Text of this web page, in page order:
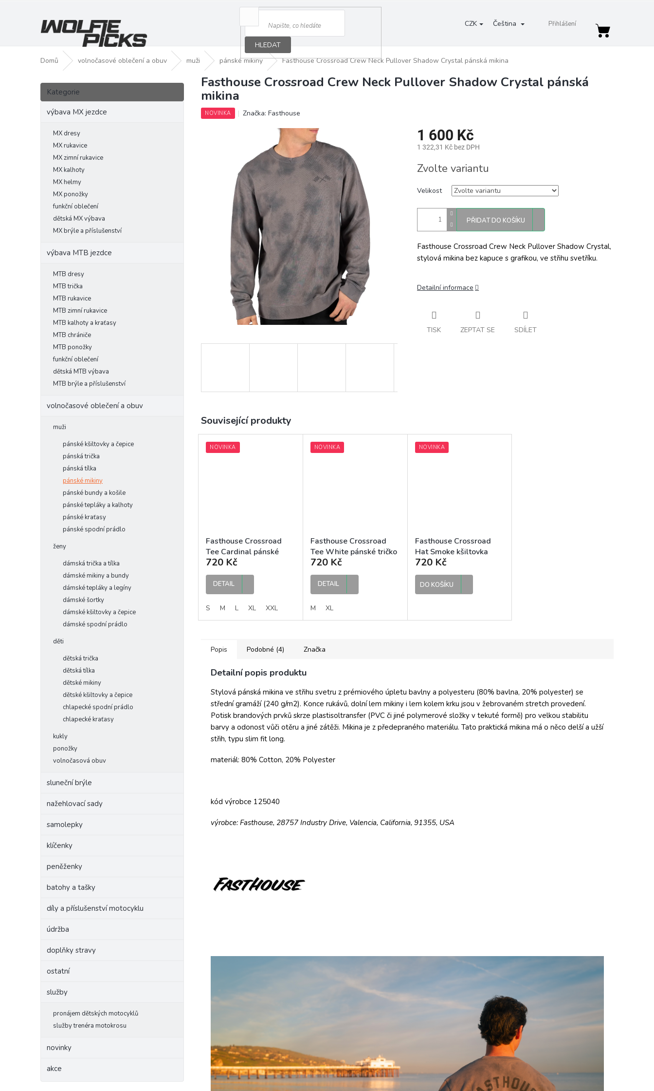
CZK Čeština Přihlášení
HLEDAT
Nákupní
Domů volnočasové oblečení a obuv muži pánské mikiny Fasthouse Crossroad Crew Neck Pullover Shadow Crystal pánská mikina
P
s
Přeskočit
kategorie
Kategorie
výbava MX jezdce
MX dresy
MX rukavice
MX zimní rukavice
MX kalhoty
MX helmy
MX ponožky
funkční oblečení
dětská MX výbava
MX brýle a příslušenství
výbava MTB jezdce
MTB dresy
MTB trička
MTB rukavice
MTB zimní rukavice
MTB kalhoty a kraťasy
MTB chrániče
MTB ponožky
funkční oblečení
dětská MTB výbava
MTB brýle a příslušenství
volnočasové oblečení a obuv
muži
pánské kšiltovky a čepice
pánská trička
pánská tílka
pánské mikiny
pánské bundy a košile
pánské tepláky a kalhoty
pánské kraťasy
pánské spodní prádlo
ženy
dámská trička a tílka
dámské mikiny a bundy
dámské tepláky a legíny
dámské šortky
dámské kšiltovky a čepice
dámské spodní prádlo
děti
dětská trička
dětská tílka
dětské mikiny
dětské kšiltovky a čepice
chlapecké spodní prádlo
chlapecké kraťasy
kukly
ponožky
volnočasová obuv
sluneční brýle
nažehlovací sady
samolepky
klíčenky
peněženky
batohy a tašky
díly a příslušenství motocyklu
údržba
doplňky stravy
ostatní
služby
pronájem dětských motocyklů
služby trenéra motokrosu
novinky
akce
Fasthouse Crossroad Crew Neck Pullover Shadow Crystal pánská
mikina
NOVINKA Značka:Fasthouse
1 600 Kč
1 322,31 Kč bez DPH
cena:
Zvolte variantu
Velikost
PŘIDAT DO KOŠÍKU
Fasthouse Crossroad Crew Neck Pullover Shadow Crystal,
stylová mikina bez kapuce s grafikou, ve střihu svetříku.
Detailní informace
TISK ZEPTAT SE SDÍLET
Související produkty
NOVINKA
Fasthouse Crossroad
Tee Cardinal pánské
tričko
720 Kč
DETAIL
S M L XL XXL
NOVINKA
Fasthouse Crossroad
Tee White pánské tričko
720 Kč
DETAIL
M XL
NOVINKA
Fasthouse Crossroad
Hat Smoke kšiltovka
720 Kč
DO KOŠÍKU
Popis Podobné (4) Značka
Detailní popis produktu
Stylová pánská mikina ve střihu svetru z prémiového úpletu bavlny a polyesteru (80% bavlna, 20% polyester) se
střední gramáží (240 g/m2). Konce rukávů, dolní lem mikiny i lem kolem krku jsou v žebrovaném stretch provedení.
Potisk brandových prvků skrze plastisoltransfer (PVC či jiné polymerové složky v tekuté formě) pro velkou stabilitu
barvy a odonost vůči otěru a jiné zátěži. Mikina je z předepraného materiálu. Tato praktická mikina má o něco delší a užší
střih, typu slim fit long.
materiál: 80% Cotton, 20% Polyester
kód výrobce 125040
výrobce: Fasthouse, 28757 Industry Drive, Valencia, California, 91355, USA